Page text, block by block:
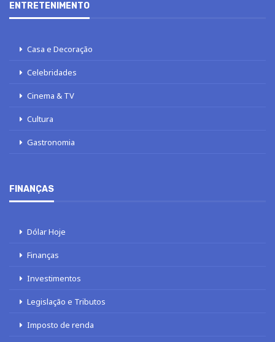
ENTRETENIMENTO
Casa e Decoração
Celebridades
Cinema & TV
Cultura
Gastronomia
FINANÇAS
Dólar Hoje
Finanças
Investimentos
Legislação e Tributos
Imposto de renda